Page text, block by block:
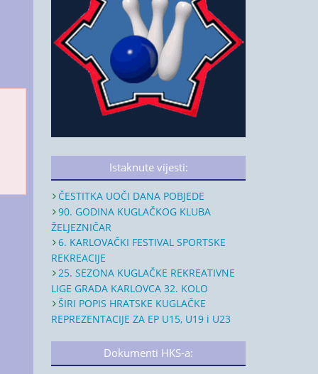
Istaknute vijesti:
ČESTITKA UOČI DANA POBJEDE
90. GODINA KUGLAČKOG KLUBA
ŽELJEZNIČAR
6. KARLOVAČKI FESTIVAL SPORTSKE
REKREACIJE
25. SEZONA KUGLAČKE REKREATIVNE
LIGE GRADA KARLOVCA 32. KOLO
ŠIRI POPIS HRATSKE KUGLAČKE
REPREZENTACIJE ZA EP U15, U19 i U23
Dokumenti HKS-a: